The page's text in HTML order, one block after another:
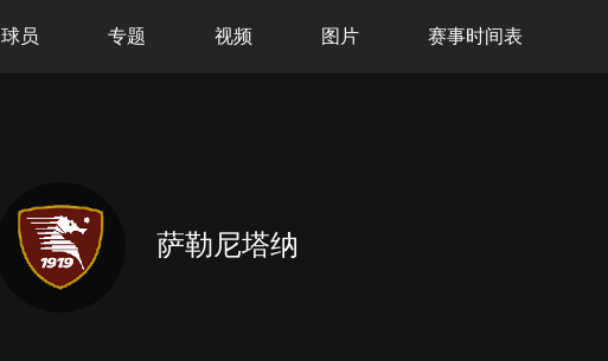
球员 专题 视频 图片 赛事时间表
萨勒尼塔纳